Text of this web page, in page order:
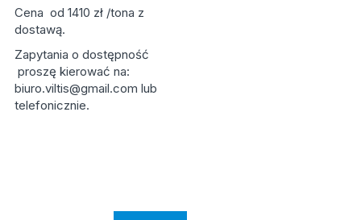
Cena od 1410 zł /tona z
dostawą.
Zapytania o dostępność
proszę kierować na:
biuro.viltis@gmail.com lub
telefonicznie.